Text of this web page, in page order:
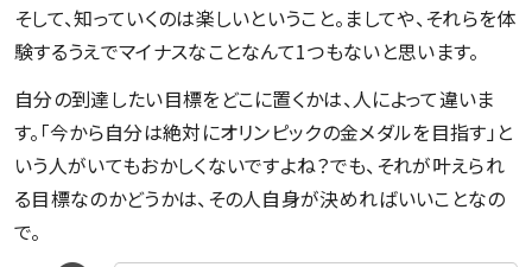
そして、知っていくのは楽しいということ。ましてや、それらを体
験するうえでマイナスなことなんて1つもないと思います。
自分の到達したい目標をどこに置くかは、人によって違いま
す。「今から自分は絶対にオリンピックの金メダルを目指す」と
いう人がいてもおかしくないですよね？でも、それが叶えられ
る目標なのかどうかは、その人自身が決めればいいことなの
で。